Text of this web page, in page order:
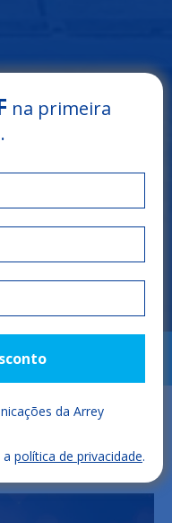
na primeira
da Arrey
política de privacidade.